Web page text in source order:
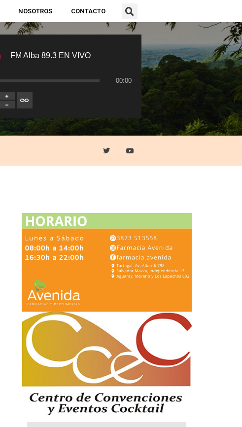
NOSOTROS CONTACTO
FM Alba 89.3 EN VIVO
00:00